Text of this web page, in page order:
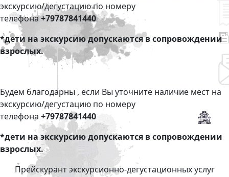
экскурсию/дегустацию по номеру
телефона+79787841440
*дети на экскурсию допускаются в сопровождении
взрослых.
Будем благодарны , если Вы уточните наличие мест на
экскурсию/дегустацию по номеру
телефона +79787841440
*дети на экскурсию допускаются в сопровождении
взрослых.
Прейскурант экскурсионно-дегустационных услуг